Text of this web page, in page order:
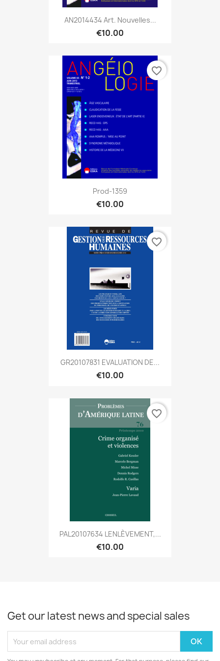
AN2014434 Art. Nouvelles...
€10.00
Prod-1359
€10.00
favorite_border
GR20107831 EVALUATION DE...
€10.00
favorite_border
PAL20107634 LENLÈVEMENT,...
€10.00
favorite_border
Get our latest news and special sales